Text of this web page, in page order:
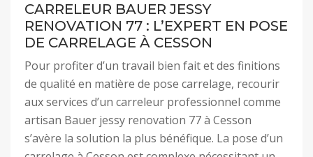
CARRELEUR BAUER JESSY
RENOVATION 77 : L’EXPERT EN POSE
DE CARRELAGE À CESSON
Pour profiter d’un travail bien fait et des finitions
de qualité en matière de pose carrelage, recourir
aux services d’un carreleur professionnel comme
artisan Bauer jessy renovation 77 à Cesson
s’avère la solution la plus bénéfique. La pose d’un